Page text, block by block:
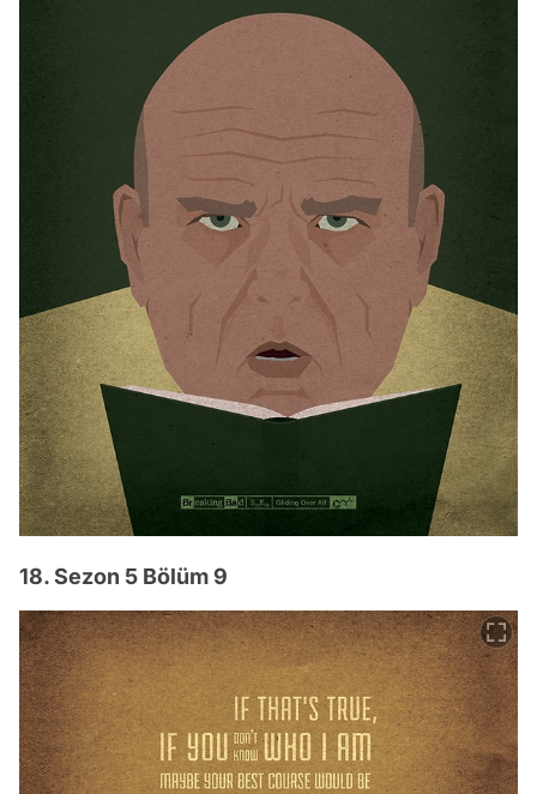
18. Sezon 5 Bölüm 9